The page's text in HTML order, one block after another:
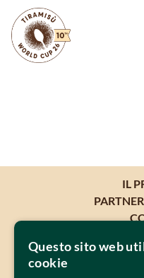
IL
Questo sito web
cookie